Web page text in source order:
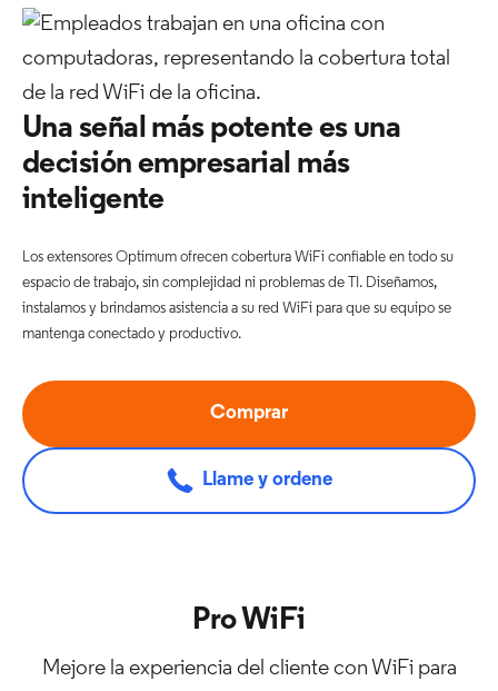
Una señal más potente es una
decisión empresarial más
inteligente
Los extensores Optimum ofrecen cobertura WiFi confiable en todo su
espacio de trabajo, sin complejidad ni problemas de TI. Diseñamos,
instalamos y brindamos asistencia a su red WiFi para que su equipo se
mantenga conectado y productivo.
Comprar
Llame y ordene
Pro WiFi
Mejore la experiencia del cliente con WiFi para